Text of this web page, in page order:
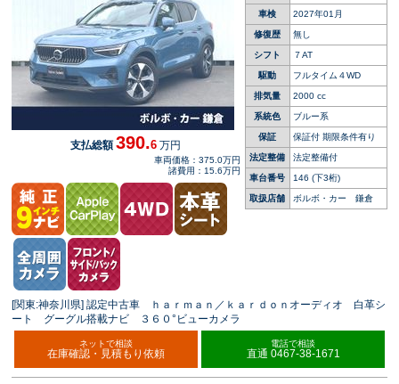
車検 2027年01月
修復歴 無し
シフト ７AT
駆動 フルタイム４WD
排気量 2000 cc
系統色 ブルー系
保証 保証付 期限条件有り
法定整備 法定整備付
車台番号 146 (下3桁)
取扱店舗 ボルボ・カー 鎌倉
支払総額390.6 万円
車両価格：375.0万円
諸費用：15.6万円
[関東:神奈川県] 認定中古車 ｈａｒｍａｎ／ｋａｒｄｏｎオーディオ 白革シ
ート グーグル搭載ナビ ３６０°ビューカメラ
ネットで相談
在庫確認・見積もり依頼
電話で相談
直通 0467-38-1671